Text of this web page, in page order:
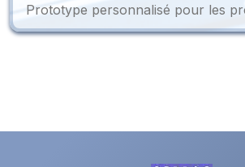
Prototype personnalisé pour les